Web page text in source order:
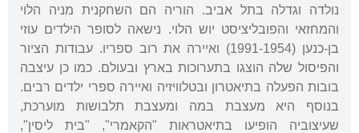
נולדה וגדלה בתל אביב. הוריה הם השחקנית מניה הלוי
והמחזאי והפובליציסט יוש הלוי. נישאה לסופר הילדים עוזי
בן-כנען (1991-1954) ואיירה את רוב ספריו. עבודות הציור
והפיסול שלה הוצגו בתערוכות בארץ ובעולם. כמו כן עיצבה
בובות הפעלה בתיאטרון ובטלוויזיה ואיירה ספרי ילדים רבים.
בנוסף היא מעצבת במה ומעצבת תלבושות מוערכת,
שעיצוביה הופיעו בתיאטראות "הקאמרי", "בית ליסין",